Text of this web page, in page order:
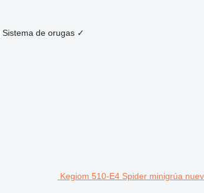
Sistema de orugas ✓
Kegiom 510-E4 Spider minigrúa